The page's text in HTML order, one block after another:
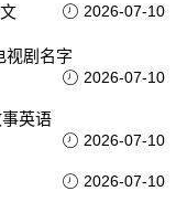
2026-07-10
视剧名字
2026-07-10
英语
2026-07-10
2026-07-10